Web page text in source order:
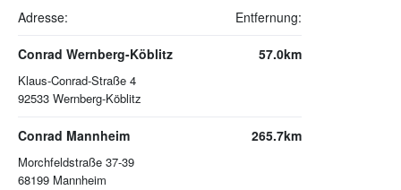
Adresse: Entfernung:
Conrad Wernberg-Köblitz
Klaus-Conrad-Straße 4
92533 Wernberg-Köblitz
57.0km
Conrad Mannheim
Morchfeldstraße 37-39
68199 Mannheim
265.7km